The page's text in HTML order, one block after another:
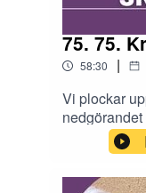
75. 75.
58:30 |
Vi plockar
hata och
på att såga
rasar vi mot